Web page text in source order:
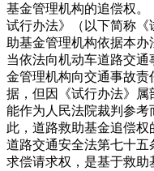
基金管理机构的追偿权
试行办法》（以下简称
助基金管理机构依据本
当依法向机动车道路交
金管理机构向交通事故
据，但因《试行办法》属
能作为人民法院裁判参
此，道路救助基金追偿权
道路交通安全法第七十五
求偿请求权，是基于救